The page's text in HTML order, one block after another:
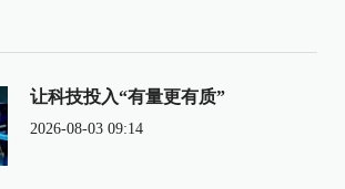
让科技投入“有量更有质”
2026-08-03 09:14